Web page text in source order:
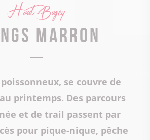
Haut Bugey
Marron
se couvre de
printemps. Des parcours
et de trail passent par
pour pique-nique, pêche